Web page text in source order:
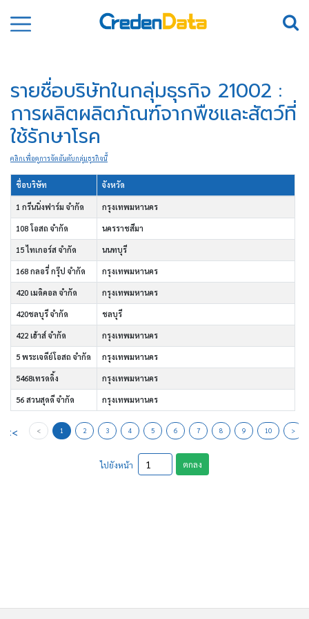
รายชื่อบริษัทในกลุ่มธุรกิจ 21002 :
การผลิตผลิตภัณฑ์จากพืชและสัตว์ที่
ใช้รักษาโรค
คลิกเพื่อดูการจัดอันดับกลุ่มธุรกิจนี้
ชื่อบริษัท จังหวัด
1 กรีนนิ่งฟาร์ม จำกัด กรุงเทพมหานคร
108 โอสถ จำกัด นครราชสีมา
15 ไทเกอร์ส จำกัด นนทบุรี
168 กลอรี่ กรุ๊ป จำกัด กรุงเทพมหานคร
420 เมดิคอล จำกัด กรุงเทพมหานคร
420ชลบุรี จำกัด ชลบุรี
422 เฮ้าส์ จำกัด กรุงเทพมหานคร
5 พระเจดีย์โอสถ จำกัด กรุงเทพมหานคร
5468เทรดดิ้ง กรุงเทพมหานคร
56 สวนสุดดี จำกัด กรุงเทพมหานคร
<< < 1 2 3 4 5 6 7 8 9 10 >
ไปยังหน้า ตกลง